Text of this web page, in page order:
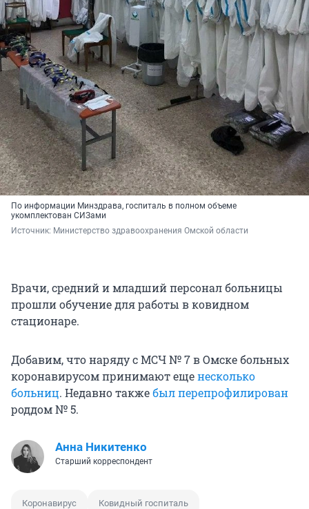
По информации Минздрава, госпиталь в полном объеме
укомплектован СИЗами
Источник: Министерство здравоохранения Омской области
Врачи, средний и младший персонал больницы
прошли обучение для работы в ковидном
стационаре.
Добавим, что наряду с МСЧ № 7 в Омске больных
коронавирусом принимают ещенесколько
больниц. Недавно такжебыл перепрофилирован
роддом № 5.
Анна Никитенко
Старший корреспондент
Коронавирус Ковидный госпиталь